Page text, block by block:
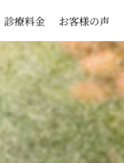
SHOP
診療料金 お客様の声